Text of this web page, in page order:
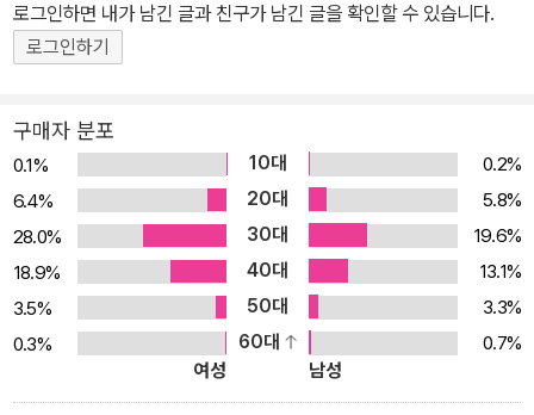
을 하면서 설레는 은퇴를 기다리고 있다. 그가 부럽다면 당신은 분명
이 책을 읽어야 할 사람이다. 대한민국에서 맞벌이를 하고 있는 기혼
지 이어지는 회식에 지치고 인간미 없는 상사를 만나 괴로워하는 남
편을 보면서, 혹은 적성에 맞지 않는 일로 힘들어하고 갓난애를 어린
이집에 맡기면서까지 출근하는 아내를 보면서도, 차마 회사를 그만두
라는 말은 할 수 없었을 것이다. 맞벌이 상대가 일을 그만둔 후 소득이
줄어드는 상황이 두렵기 때문이다! 저자는 바로 이런 마음으로 직장
생활을 해봤기에, 이들의 마음을 가장 잘 헤아리는 직장인 투자자다.
그는 이러한 삶에서 벗어나고자 부동산 투자 세계에 본격 뛰어들었
다. 그리고 5년 후 아내 대신 월급을 벌어오는 상가와 맞벌이를 시작
로그인하면 내가 남긴 글과 친구가 남긴 글을 확인할 수 있습니다.
로그인하기
구매자 분포
0.1% 10대
0.2%
6.4%
20대
5.8%
28.0%
30대
19.6%
18.9%
40대
13.1%
3.5%
50대
3.3%
0.3%
60대
0.7%
여성
남성